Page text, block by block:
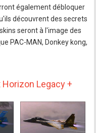
également débloquer
découvrent des secrets
seront à l'image des
PAC-MAN, Donkey kong,
Legacy +